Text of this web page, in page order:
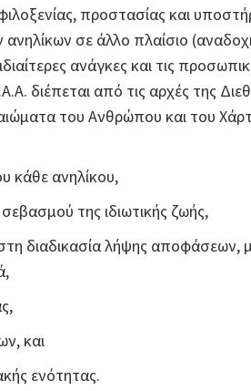
προστασίας και
σε άλλο πλαίσιο
ιδιαίτερες ανάγκες και τις
διέπεται από τις αρχές της
του Ανθρώπου και του
κάθε ανηλίκου,
της ιδιωτικής ζωής,
διαδικασία λήψης αποφάσεων,
και
ενότητας.